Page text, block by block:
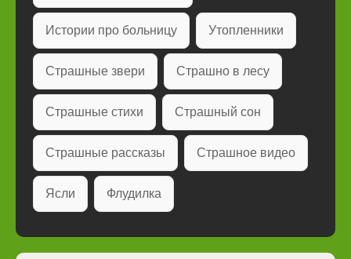
Истории про больницу Утопленники
Страшные звери Страшно в лесу
Страшные стихи Страшный сон
Страшные рассказы Страшное видео
Ясли Флудилка